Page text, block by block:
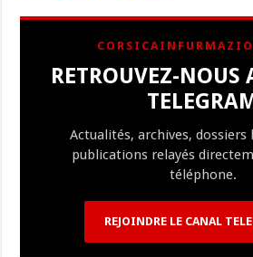
b
o
o
ky gr
a
m
p
c
h
at
l
bl
r
d
di
t
ai
l
ta
g
er
RETROUVEZ-NOUS
Actualités, archives,
publications relayés
téléphone.
REJOINDRE LE CANAL